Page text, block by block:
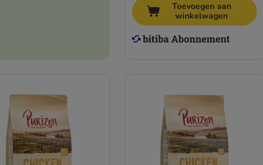
Toevoegen aan
winkelwagen